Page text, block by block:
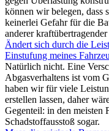
können wir belegen, dass
keinerlei Gefahr für die
anderer
Ändert sich durch die
Einstufung meines
Natürlich nicht. Eine
Abgasverhaltens ist vom
haben wir für viele
erstellen lassen, daher
Gegenteil: in den meisten
Schadstoffausstoß sogar.